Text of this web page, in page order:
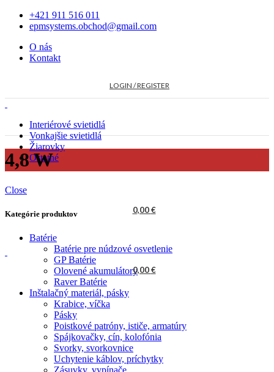
+421 911 516 011
epmsystems.obchod@gmail.com
O nás
Kontakt
LOGIN / REGISTER
Interiérové svietidlá
Vonkajšie svietidlá
Žiarovky
Ostatné
0,00€
0,00€
4,8 W
Close
Kategórie produktov
Batérie
Batérie pre núdzové osvetlenie
GP Batérie
Olovené akumulátory
Raver Batérie
Inštalačný materiál, pásky
Krabice, víčka
Pásky
Poistkové patróny, ističe, armatúry
Spájkovačky, cín, kolofónia
Svorky, svorkovnice
Uchytenie káblov, príchytky